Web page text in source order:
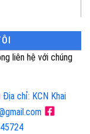
liên hệ với chúng
Địa chỉ: KCN Khai